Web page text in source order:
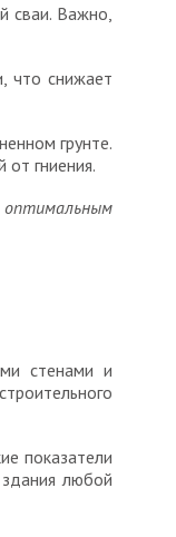
сваи. Важно,
что снижает
грунте.
гниения.
оптимальным
стенами и
показатели
любой